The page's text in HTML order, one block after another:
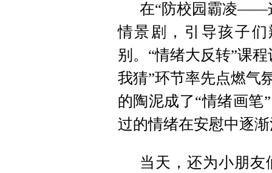
在“防校园霸凌——
情景剧，引导孩子
别。“情绪大反转”课
我猜”环节率先点燃气
的陶泥成了“情绪画笔
过的情绪在安慰中逐
当天，还为小朋